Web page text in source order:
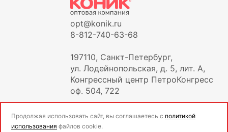
opt@konik.ru
8-812-740-63-68
197110, Санкт-Петербург,
ул. Лодейнопольская, д. 5, лит. А,
Конгрессный центр ПетроКонгресс
оф. 504, 722
Продолжая использовать сайт, вы соглашаетесь с политикой
использования файлов cookie.